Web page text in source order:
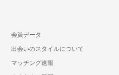
会員データ
出会いのスタイルについて
マッチング速報